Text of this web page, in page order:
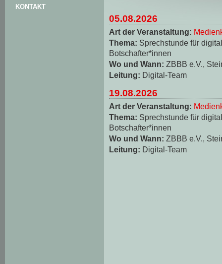
KONTAKT
05.08.2026
Art der Veranstaltung:
Thema: Sprechstunde für
Botschafter*innen
Wo und Wann: ZBBB e.V.,
Leitung: Digital-Team
19.08.2026
Art der Veranstaltung:
Thema: Sprechstunde für
Botschafter*innen
Wo und Wann: ZBBB e.V.,
Leitung: Digital-Team